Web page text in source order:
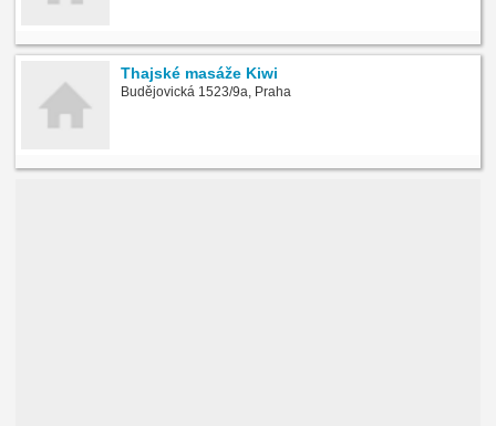
Thajské masáže Kiwi
Budějovická 1523/9a, Praha